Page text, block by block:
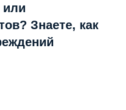
или
Знаете, как